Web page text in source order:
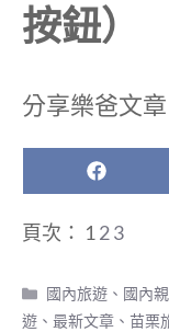
按鈕）
分享樂爸文章
Share
on
F
a
c
e
o
k
頁次： 1 23
分
類
國內旅遊 、 國內
遊 、 最新文章 、 苗栗